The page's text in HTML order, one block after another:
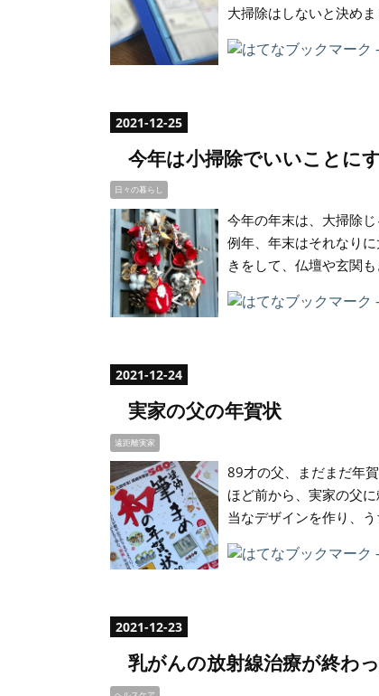
大掃除はしないと決め
2021-12-25
今年は小掃除でいいことに
日々の暮らし
今年の年末は、大掃除
例年、年末はそれなり
きをして、仏壇や玄関
2021-12-24
実家の父の年賀状
遠距離実家
89才の父、まだまだ年
ほど前から、実家の父
当なデザインを作り、
2021-12-23
乳がんの放射線治療が終わ